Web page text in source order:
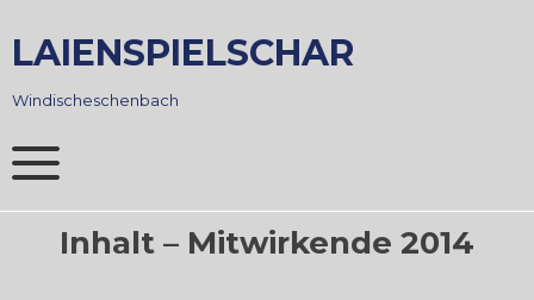
to
content
LAIENSPIELSCHAR
Windischeschenbach
Inhalt – Mitwirkende 2014